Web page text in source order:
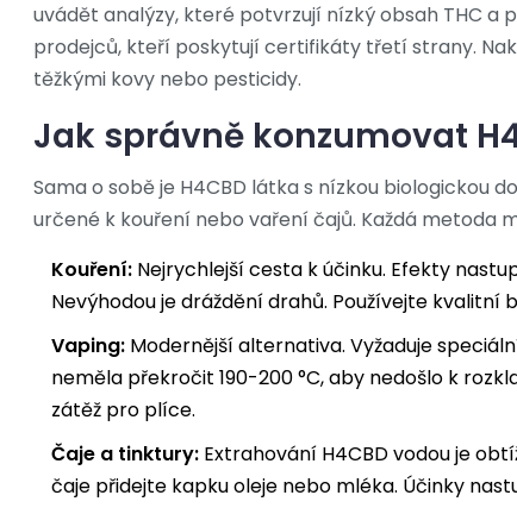
uvádět analýzy, které potvrzují nízký obsah THC a
prodejců, kteří poskytují certifikáty třetí strany.
těžkými kovy nebo pesticidy.
Jak správně konzumovat
Sama o sobě je H4CBD látka s nízkou biologickou
určené k kouření nebo vaření čajů. Každá metoda
Kouření: Nejrychlejší cesta k účinku. Efekty
Nevýhodou je dráždění drahů. Používejte kvalitní
Vaping: Modernější alternativa. Vyžaduje
neměla překročit 190-200 °C, aby nedošlo k
zátěž pro plíce.
Čaje a tinktury: Extrahování H4CBD vodou je
čaje přidejte kapku oleje nebo mléka. Účinky